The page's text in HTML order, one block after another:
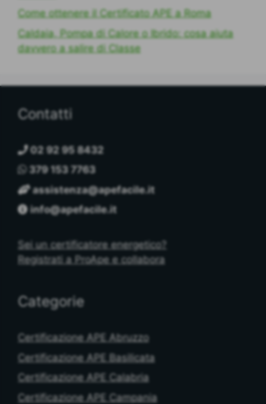
Come ottenere il Certificato APE a Roma
Caldaia, Pompa di Calore o Ibrido: cosa aiuta
davvero a salire di Classe
Contatti
02 92 95 8432
379 153 7763
assistenza@apefacile.it
info@apefacile.it
Sei un certificatore energetico?
Registrati a ProApe e collabora
Categorie
Certificazione APE Abruzzo
Certificazione APE Basilicata
Certificazione APE Calabria
Certificazione APE Campania